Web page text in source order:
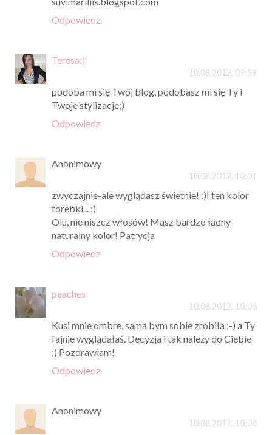
Odpowiedz
Teresa:)
10.08.2012, 09:59
podoba mi się Twój blog, podobasz mi się Ty i
Twoje stylizacje;)
Odpowiedz
Anonimowy
10.08.2012, 10:01
zwyczajnie-ale wyglądasz świetnie! :)I ten kolor
torebki... :)
Olu, nie niszcz włosów! Masz bardzo ładny
naturalny kolor! Patrycja
Odpowiedz
peaches
10.08.2012, 10:06
Kusi mnie ombre, sama bym sobie zrobiła ;-) a Ty
fajnie wyglądałaś. Decyzja i tak należy do Ciebie
;) Pozdrawiam!
Odpowiedz
Anonimowy
10.08.2012, 10:08